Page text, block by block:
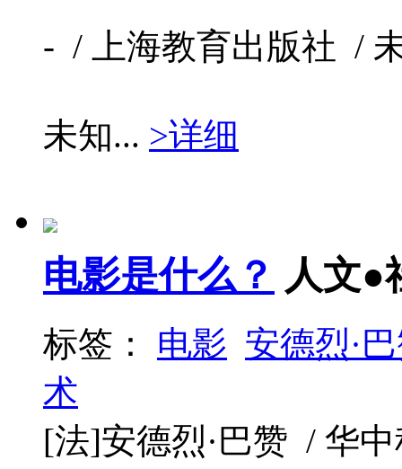
- / 上海教育出版社 /
未知... >详细
电影是什么？ 人文●
标签： 电影 安德烈·
术
[法]安德烈·巴赞 / 华